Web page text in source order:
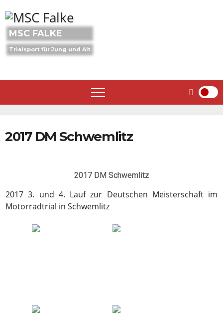
to
content
MSC FALKE
Trialsport für Jung und Alt
2017 DM Schwemlitz
2017 DM Schwemlitz
2017 3. und 4. Lauf zur Deutschen Meisterschaft im
Motorradtrial in Schwemlitz